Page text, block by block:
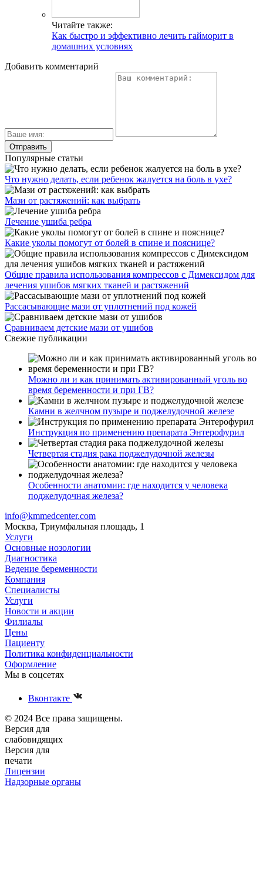
Читайте также:
Как быстро и эффективно лечить гайморит в
домашних условиях
Добавить комментарий
Популярные статьи
Что нужно делать, если ребенок жалуется на боль в ухе?
Мази от растяжений: как выбрать
Лечение ушиба ребра
Какие уколы помогут от болей в спине и пояснице?
Общие правила использования компрессов с Димексидом для
лечения ушибов мягких тканей и растяжений
Рассасывающие мази от уплотнений под кожей
Сравниваем детские мази от ушибов
Свежие публикации
Можно ли и как принимать активированный уголь во
время беременности и при ГВ?
Камни в желчном пузыре и поджелудочной железе
Инструкция по применению препарата Энтерофурил
Четвертая стадия рака поджелудочной железы
Особенности анатомии: где находится у человека
поджелудочная железа?
info@kmmedcenter.com
Москва, Триумфальная площадь, 1
Услуги
Основные нозологии
Диагностика
Ведение беременности
Компания
Специалисты
Услуги
Новости и акции
Филиалы
Цены
Пациенту
Политика конфиденциальности
Оформление
Мы в соцсетях
Вконтакте
© 2024 Все права защищены.
Версия для
слабовидящих
Версия для
печати
Лицензии
Надзорные органы